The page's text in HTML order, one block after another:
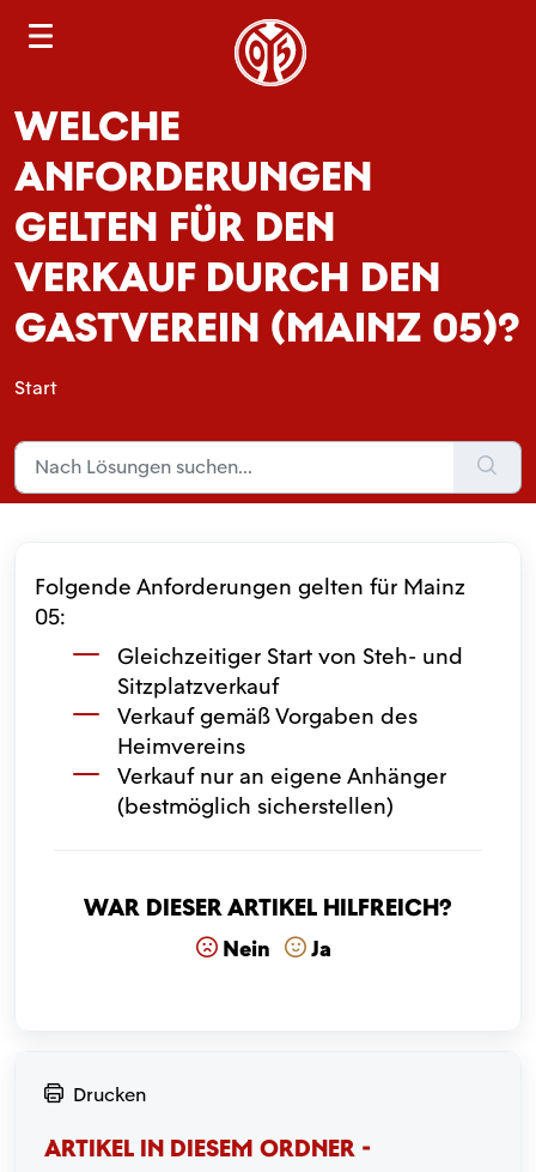
WELCHE
ANFORDERUNGEN
GELTEN FÜR DEN
VERKAUF DURCH DEN
GASTVEREIN (MAINZ 05)?
Start
Folgende Anforderungen gelten für Mainz
05:
Gleichzeitiger Start von Steh- und
Sitzplatzverkauf
Verkauf gemäß Vorgaben des
Heimvereins
Verkauf nur an eigene Anhänger
(bestmöglich sicherstellen)
War dieser Artikel hilfreich?
Nein Ja
Drucken
ARTIKEL IN DIESEM ORDNER -